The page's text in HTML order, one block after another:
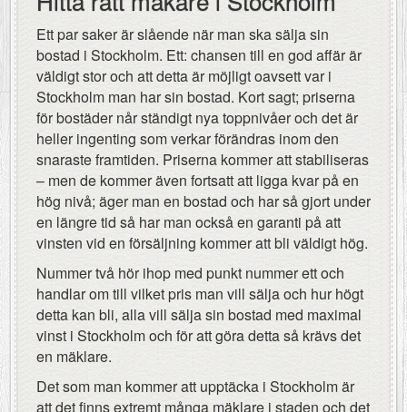
Ett par saker är slående när man ska sälja sin
bostad i Stockholm. Ett: chansen till en god affär är
väldigt stor och att detta är möjligt oavsett var i
Stockholm man har sin bostad. Kort sagt; priserna
för bostäder når ständigt nya toppnivåer och det är
heller ingenting som verkar förändras inom den
snaraste framtiden. Priserna kommer att stabiliseras
– men de kommer även fortsatt att ligga kvar på en
hög nivå; äger man en bostad och har så gjort under
en längre tid så har man också en garanti på att
vinsten vid en försäljning kommer att bli väldigt hög.
Nummer två hör ihop med punkt nummer ett och
handlar om till vilket pris man vill sälja och hur högt
detta kan bli, alla vill sälja sin bostad med maximal
vinst i Stockholm och för att göra detta så krävs det
en mäklare.
Det som man kommer att upptäcka i Stockholm är
att det finns extremt många mäklare i staden och det